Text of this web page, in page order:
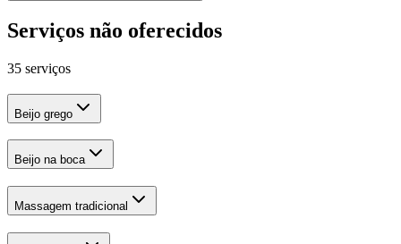
Serviços não oferecidos
35 serviços
Beijo grego
Beijo na boca
Massagem tradicional